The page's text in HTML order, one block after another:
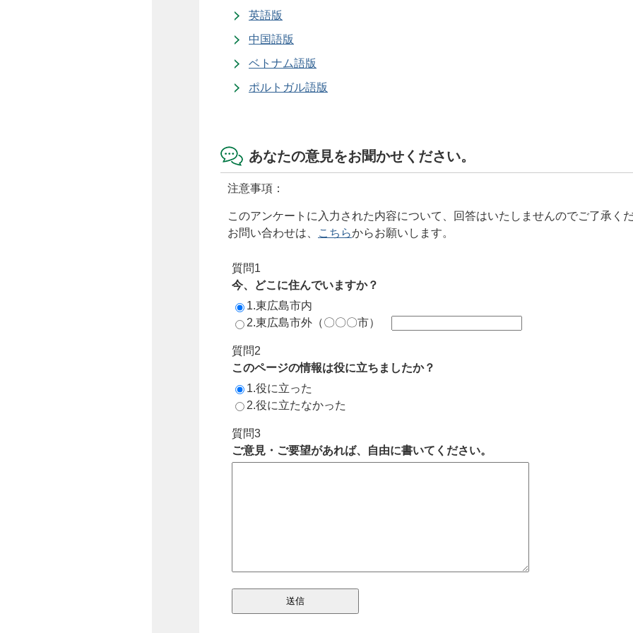
英語版
中国語版
ベトナム語版
ポルトガル語版
あなたの意見をお聞かせください。
注意事項：
このアンケートに入力された内容について、回答はいたしませんのでご了承く
お問い合わせは、
こちらからお願いします。
質問1
今、どこに住んでいますか？
1.東広島市内
2.東広島市外（〇〇〇市）
質問2
このページの情報は役に立ちましたか？
1.役に立った
2.役に立たなかった
質問3
ご意見・ご要望があれば、自由に書いてください。